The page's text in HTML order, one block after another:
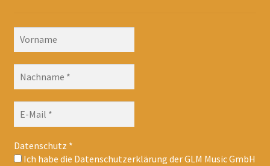
Datenschutz *
Ich habe die Datenschutzerklärung der GLM Music GmbH